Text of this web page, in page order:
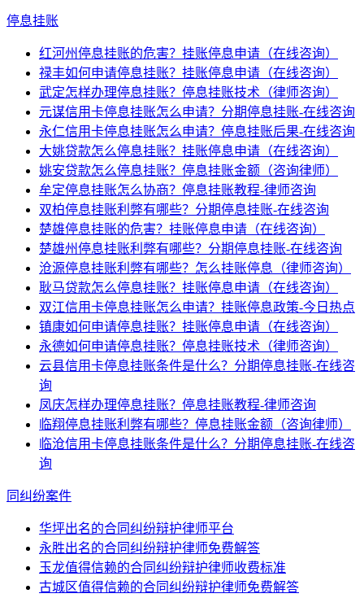
停息挂账
红河州停息挂账的危害？挂账停息申请（在线咨询）
禄丰如何申请停息挂账？挂账停息申请（在线咨询）
武定怎样办理停息挂账？停息挂账技术（律师咨询）
元谋信用卡停息挂账怎么申请？分期停息挂账-在线咨询
永仁信用卡停息挂账怎么申请？停息挂账后果-在线咨询
大姚贷款怎么停息挂账？挂账停息申请（在线咨询）
姚安贷款怎么停息挂账？停息挂账金额（咨询律师）
牟定停息挂账怎么协商？停息挂账教程-律师咨询
双柏停息挂账利弊有哪些？分期停息挂账-在线咨询
楚雄停息挂账的危害？挂账停息申请（在线咨询）
楚雄州停息挂账利弊有哪些？分期停息挂账-在线咨询
沧源停息挂账利弊有哪些？怎么挂账停息（律师咨询）
耿马贷款怎么停息挂账？挂账停息申请（在线咨询）
双江信用卡停息挂账怎么申请？挂账停息政策-今日热点
镇康如何申请停息挂账？挂账停息申请（在线咨询）
永德如何申请停息挂账？停息挂账技术（律师咨询）
云县信用卡停息挂账条件是什么？分期停息挂账-在线咨
询
凤庆怎样办理停息挂账？停息挂账教程-律师咨询
临翔停息挂账利弊有哪些？停息挂账金额（咨询律师）
临沧信用卡停息挂账条件是什么？分期停息挂账-在线咨
询
同纠纷案件
华坪出名的合同纠纷辩护律师平台
永胜出名的合同纠纷辩护律师免费解答
玉龙值得信赖的合同纠纷辩护律师收费标准
古城区值得信赖的合同纠纷辩护律师免费解答